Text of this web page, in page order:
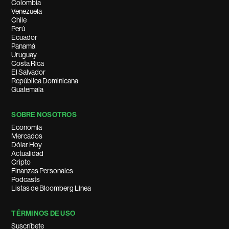
Colombia
Venezuela
Chile
Perú
Ecuador
Panamá
Uruguay
Costa Rica
El Salvador
República Dominicana
Guatemala
SOBRE NOSOTROS
Economía
Mercados
Dólar Hoy
Actualidad
Cripto
Finanzas Personales
Podcasts
Listas de Bloomberg Línea
TÉRMINOS DE USO
Suscríbete